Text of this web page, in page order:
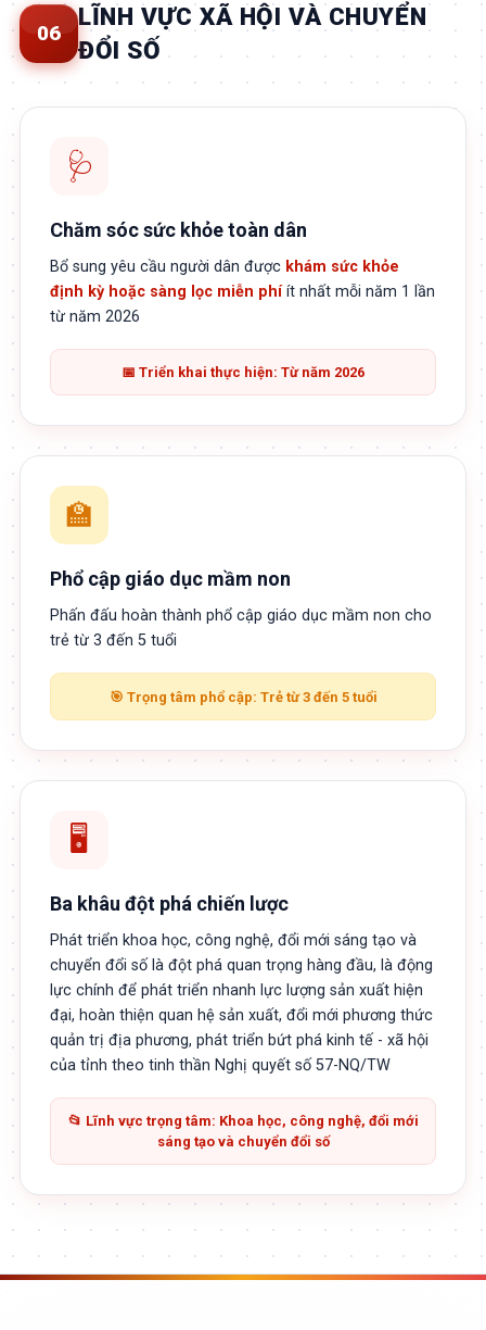
06
LĨNH VỰC XÃ HỘI VÀ CHUYỂN
ĐỔI SỐ
🩺
Chăm sóc sức khỏe toàn dân
Bổ sung yêu cầu người dân được khám sức khỏe
định kỳ hoặc sàng lọc miễn phíít nhất mỗi năm 1 lần
từ năm 2026
📅 Triển khai thực hiện: Từ năm 2026
🏫
Phổ cập giáo dục mầm non
Phấn đấu hoàn thành phổ cập giáo dục mầm non cho
trẻ từ 3 đến 5 tuổi
🎯 Trọng tâm phổ cập: Trẻ từ 3 đến 5 tuổi
🖥️
Ba khâu đột phá chiến lược
Phát triển khoa học, công nghệ, đổi mới sáng tạo và
chuyển đổi số là đột phá quan trọng hàng đầu, là động
lực chính để phát triển nhanh lực lượng sản xuất hiện
đại, hoàn thiện quan hệ sản xuất, đổi mới phương thức
quản trị địa phương, phát triển bứt phá kinh tế - xã hội
của tỉnh theo tinh thần Nghị quyết số 57-NQ/TW
📂 Lĩnh vực trọng tâm: Khoa học, công nghệ, đổi mới
sáng tạo và chuyển đổi số